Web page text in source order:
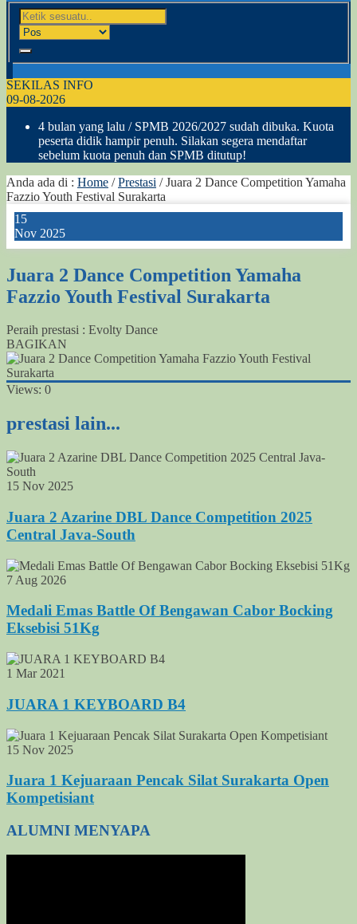
SEKILAS INFO
09-08-2026
4 bulan yang lalu / SPMB 2026/2027 sudah dibuka. Kuota
peserta didik hampir penuh. Silakan segera mendaftar
sebelum kuota penuh dan SPMB ditutup!
Anda ada di : Home /Prestasi /Juara 2 Dance Competition Yamaha
Fazzio Youth Festival Surakarta
15
Nov 2025
Juara 2 Dance Competition Yamaha
Fazzio Youth Festival Surakarta
Peraih prestasi : Evolty Dance
BAGIKAN
Views: 0
prestasi lain...
15 Nov 2025
Juara 2 Azarine DBL Dance Competition 2025
Central Java-South
7 Aug 2026
Medali Emas Battle Of Bengawan Cabor Bocking
Eksebisi 51Kg
1 Mar 2021
JUARA 1 KEYBOARD B4
15 Nov 2025
Juara 1 Kejuaraan Pencak Silat Surakarta Open
Kompetisiant
ALUMNI MENYAPA